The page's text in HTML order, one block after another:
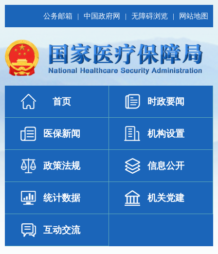
公务邮箱 | 中国政府网 | 无障碍浏览 | 网站地图
首页 时政要闻
医保新闻 机构设置
政策法规 信息公开
统计数据 机关党建
互动交流